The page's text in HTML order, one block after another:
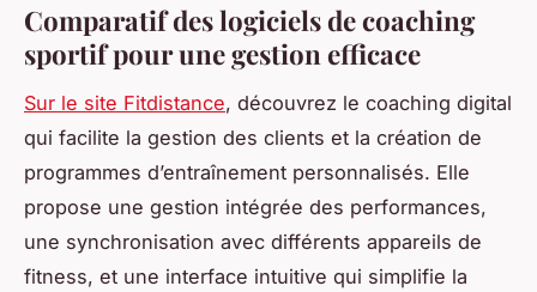
Comparatif des logiciels de coaching
sportif pour une gestion efficace
Sur le site Fitdistance, découvrez le coaching digital
qui facilite la gestion des clients et la création de
programmes d’entraînement personnalisés. Elle
propose une gestion intégrée des performances,
une synchronisation avec différents appareils de
fitness, et une interface intuitive qui simplifie la